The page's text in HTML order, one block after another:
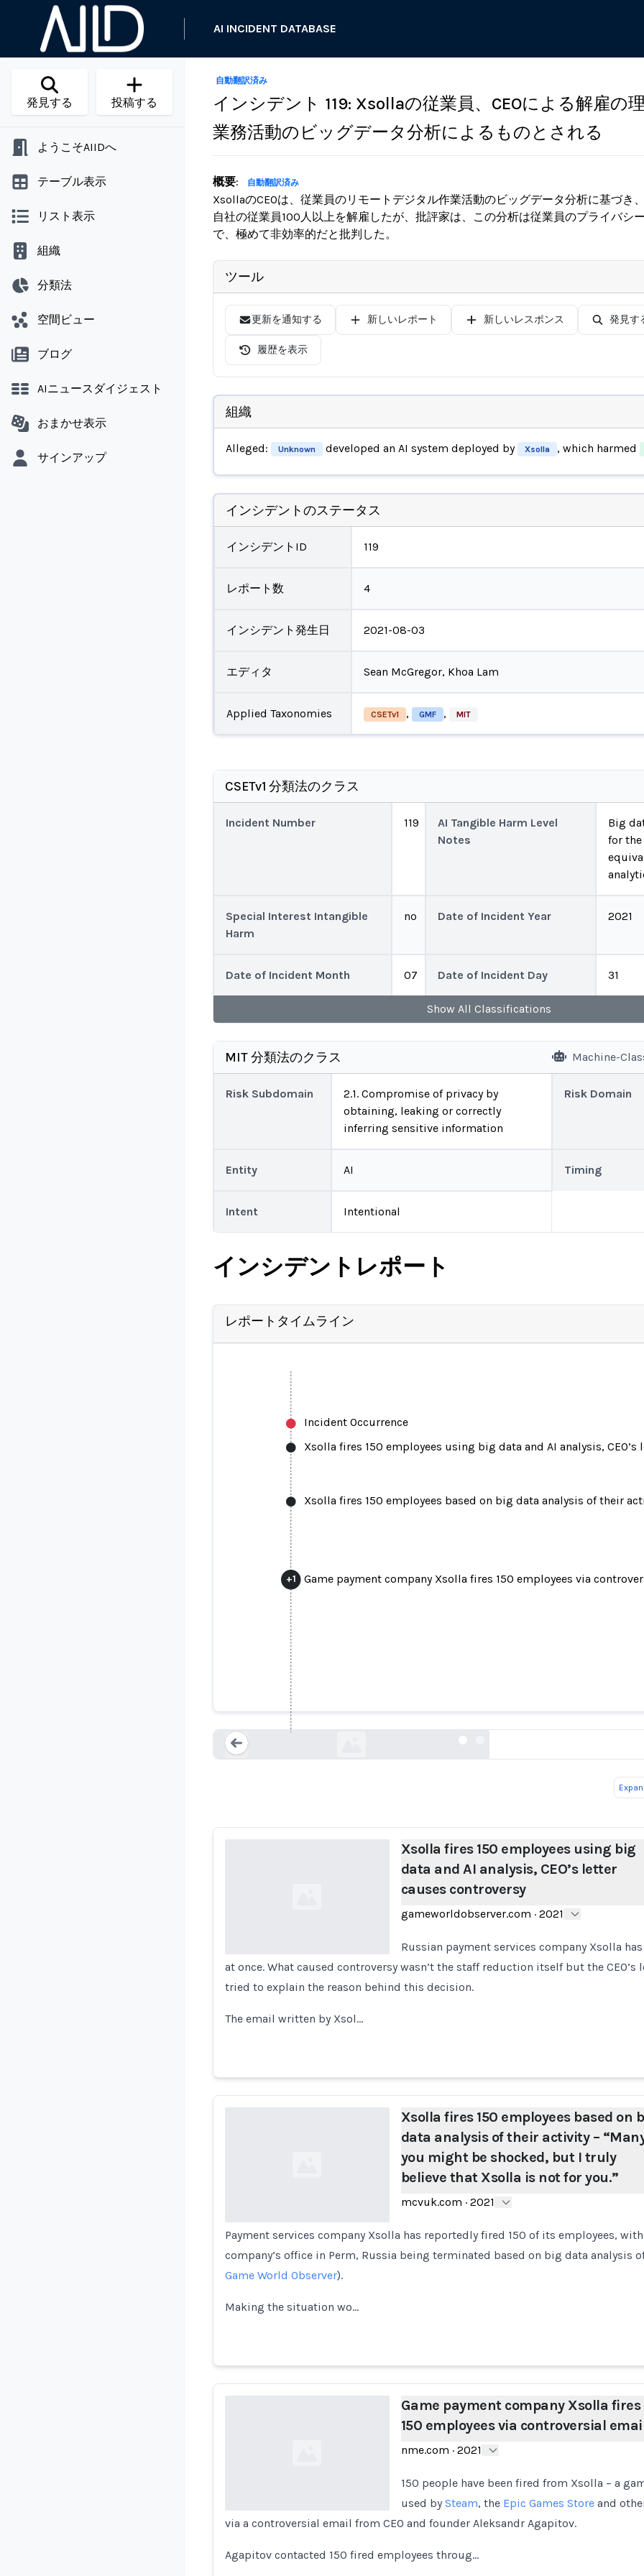
AI INCIDENT DATABASE
発見する 投稿する
ようこそAIIDへ
テーブル表示
リスト表示
組織
分類法
空間ビュー
ブログ
AIニュースダイジェスト
おまかせ表示
サインアップ
自動翻訳済み
インシデント 119: Xsollaの従業員、CEOによる解雇の
業務活動のビッグデータ分析によるものとされる
概要: 自動翻訳済み
XsollaのCEOは、従業員のリモートデジタル作業活動のビッグデータ分析に基づき
自社の従業員100人以上を解雇したが、批評家は、この分析は従業員のプライバシ
で、極めて非効率的だと批判した。
ツール
更新を通知する 新しいレポート 新しいレスポンス 発見す
履歴を表示
組織
Alleged: Unknown developed an AI system deployed by Xsolla , which harmed
インシデントのステータス
インシデントID 119
レポート数 4
インシデント発生日 2021-08-03
エディタ Sean McGregor, Khoa Lam
Applied Taxonomies CSETv1 , GMF , MIT
CSETv1 分類法のクラス
Incident Number 119
AI Tangible Harm Level
Notes
Big
for the
Special Interest Intangible
Harm
no Date of Incident Year 2021
Date of Incident Month 07 Date of Incident Day 31
Show All Classifications
MIT 分類法のクラス Machine-
Risk Subdomain
2.1. Compromise of privacy by
obtaining, leaking or correctly
inferring sensitive information
Risk Domain
Entity AI Timing
Intent Intentional
インシデントレポート
レポートタイムライン
Incident Occurrence
Xsolla fires 150 employees using big data and AI analysis, CEO’s
Xsolla fires 150 employees based on big data analysis of their
+1 Game payment company Xsolla fires 150 employees via
Loading...
Xsolla fires 150 employees using big data and AI analysis,
Xsolla fires 150 employees using big
data and AI analysis, CEO’s letter
causes controversy
gameworldobserver.com · 2021
Russian payment services company Xsolla
at once. What caused controversy wasn’t the staff reduction itself but the CEO’s
tried to explain the reason behind this decision.
The email written by Xsol…
Xsolla fires 150 employees based on
data analysis of their activity –
you might be shocked, but I truly
believe that Xsolla is not for you.”
mcvuk.com · 2021
Payment services company Xsolla has reportedly fired 150 of its employees,
company’s office in Perm, Russia being terminated based on big data analysis
Game World Observer).
Making the situation wo…
Game payment company Xsolla fires
150 employees via controversial
nme.com · 2021
150 people have been fired from Xsolla – a
used by Steam, the Epic Games Storeand
via a controversial email from CEO and founder Aleksandr Agapitov.
Agapitov contacted 150 fired employees throug…